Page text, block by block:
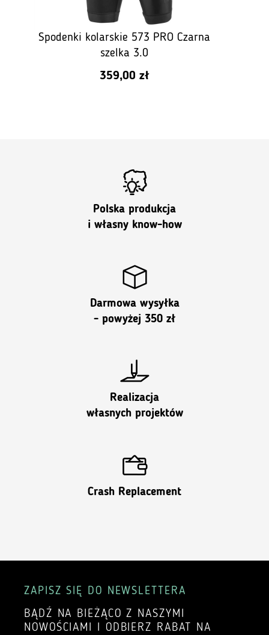
Spodenki kolarskie 573 PRO Czarna
szelka 3.0
359,00 zł
Polska produkcja
i własny know-how
Darmowa wysyłka
- powyżej 350 zł
Realizacja
własnych projektów
Crash Replacement
ZAPISZ SIĘ DO NEWSLETTERA
BĄDŹ NA BIEŻĄCO Z NASZYMI
NOWOŚCIAMI I ODBIERZ RABAT NA